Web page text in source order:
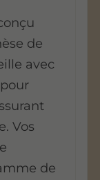
de
avec
Vos
de